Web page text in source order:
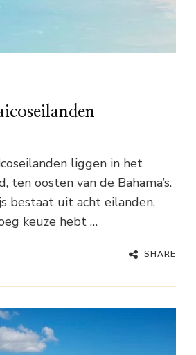
liggen in het
ten oosten van de Bahama’s.
bestaat uit acht eilanden,
keuze hebt …
SHARE